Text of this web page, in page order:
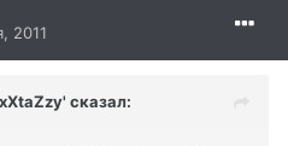
2011
сказал: